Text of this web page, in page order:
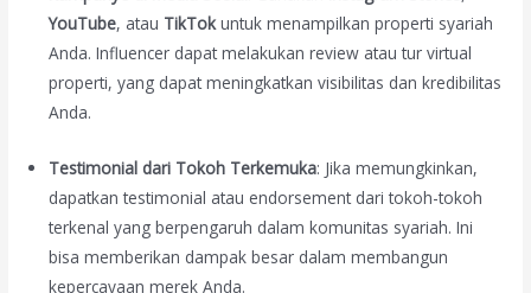
YouTube, atau TikTokuntuk menampilkan properti syariah
Anda. Influencer dapat melakukan review atau tur virtual
properti, yang dapat meningkatkan visibilitas dan kredibilitas
Anda.
Testimonial dari Tokoh Terkemuka: Jika memungkinkan,
dapatkan testimonial atau endorsement dari tokoh-tokoh
terkenal yang berpengaruh dalam komunitas syariah. Ini
bisa memberikan dampak besar dalam membangun
kepercayaan merek Anda.